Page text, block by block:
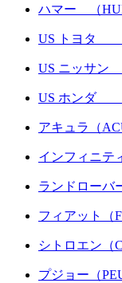
ハマー （
US トヨタ
US ニッサン
US ホンダ
アキュラ（
インフィニテ
ランドローバ
フィアット（
シトロエン（
プジョー（